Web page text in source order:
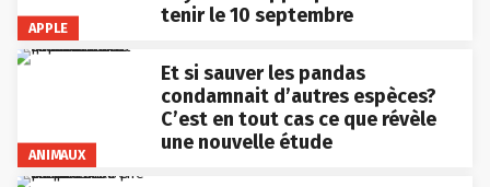
APPLE
tenir le 10 septembre
ANIMAUX
Et si sauver les pandas
condamnait d’autres espèces?
C’est en tout cas ce que révèle
une nouvelle étude